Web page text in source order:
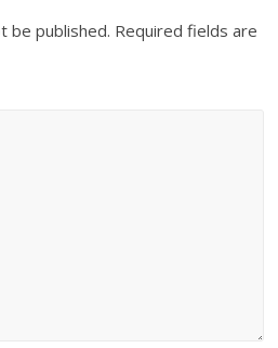
be published. Required fields are